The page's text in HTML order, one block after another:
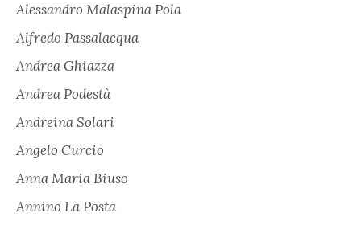
Alessandro Malaspina Pola
Alfredo Passalacqua
Andrea Ghiazza
Andrea Podestà
Andreina Solari
Angelo Curcio
Anna Maria Biuso
Annino La Posta